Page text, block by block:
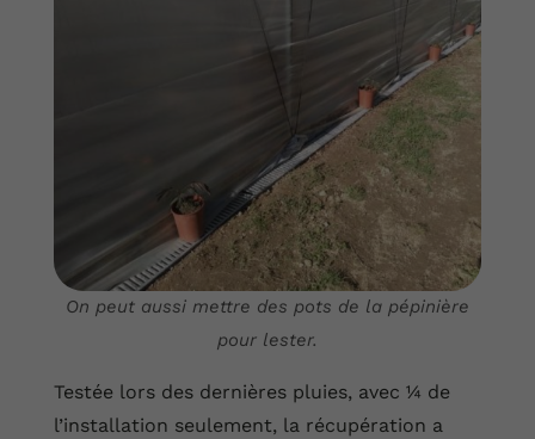
On peut aussi mettre des pots de la pépinière
pour lester.
Testée lors des dernières pluies, avec ¼ de
l’installation seulement, la récupération a